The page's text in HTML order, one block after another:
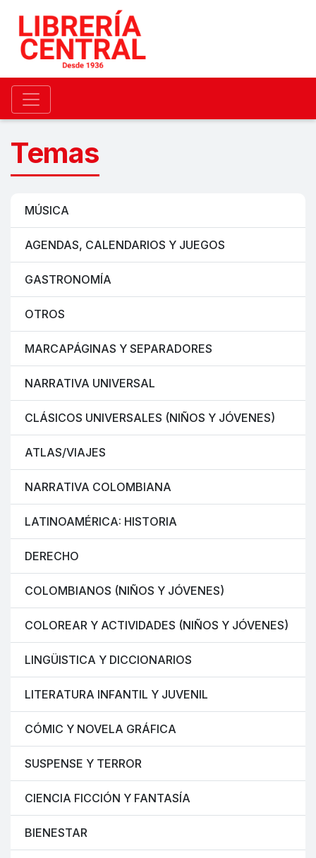
Temas
MÚSICA
AGENDAS, CALENDARIOS Y JUEGOS
GASTRONOMÍA
OTROS
MARCAPÁGINAS Y SEPARADORES
NARRATIVA UNIVERSAL
CLÁSICOS UNIVERSALES (NIÑOS Y JÓVENES)
ATLAS/VIAJES
NARRATIVA COLOMBIANA
LATINOAMÉRICA: HISTORIA
DERECHO
COLOMBIANOS (NIÑOS Y JÓVENES)
COLOREAR Y ACTIVIDADES (NIÑOS Y JÓVENES)
LINGÜISTICA Y DICCIONARIOS
LITERATURA INFANTIL Y JUVENIL
CÓMIC Y NOVELA GRÁFICA
SUSPENSE Y TERROR
CIENCIA FICCIÓN Y FANTASÍA
BIENESTAR